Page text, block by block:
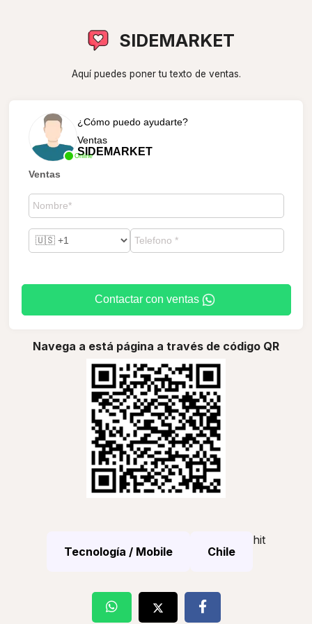
SIDEMARKET
Aquí puedes poner tu texto de ventas.
Online
¿Cómo puedo ayudarte?
Ventas
SIDEMARKET
Ventas
Contactar con ventas
Navega a está página a través de código QR
Tecnología / Mobile Chile
hit